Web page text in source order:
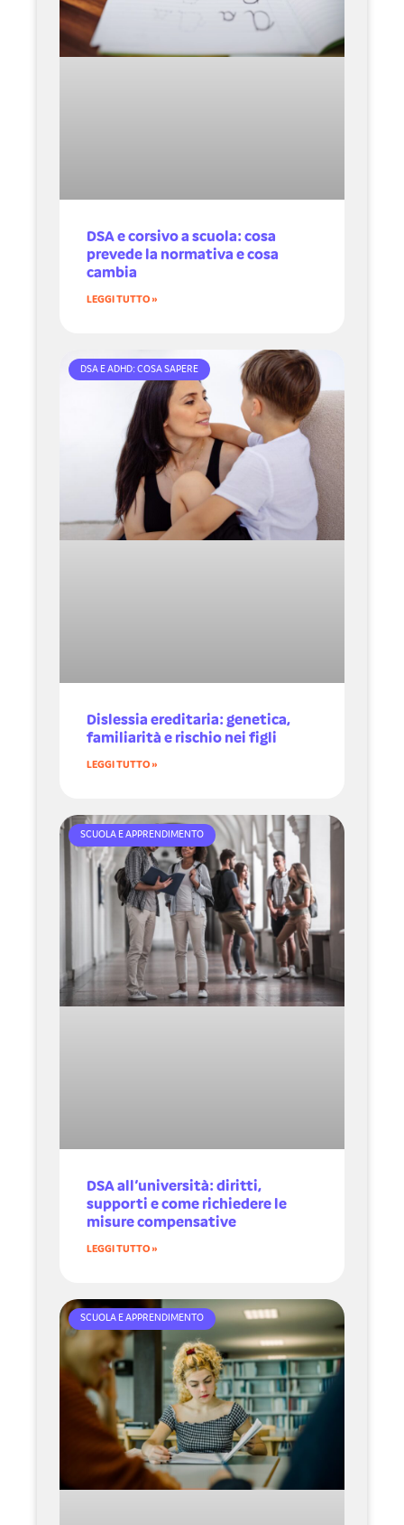
DSA e corsivo a scuola: cosa
prevede la normativa e cosa
cambia
LEGGI TUTTO »
DSA E ADHD: COSA SAPERE
Dislessia ereditaria: genetica,
familiarità e rischio nei figli
LEGGI TUTTO »
SCUOLA E APPRENDIMENTO
DSA all’università: diritti,
supporti e come richiedere le
misure compensative
LEGGI TUTTO »
SCUOLA E APPRENDIMENTO